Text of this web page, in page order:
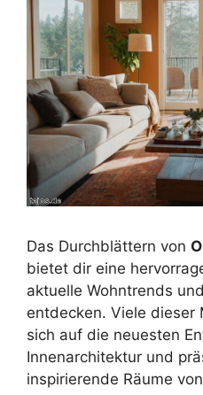
Das Durchblättern von
bietet dir eine
aktuelle Wohntrends
entdecken. Viele dieser
sich auf die neuesten
Innenarchitektur und
inspirierende Räume